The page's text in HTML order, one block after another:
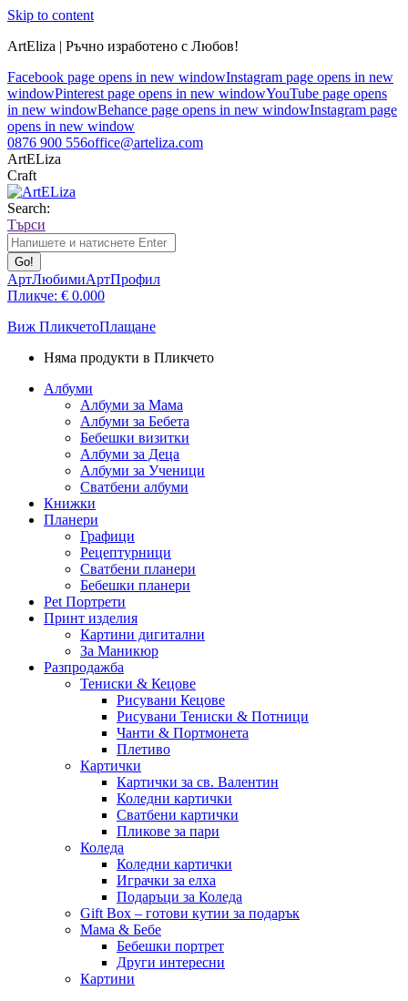
Skip to content
ArtEliza | Ръчно изработено с Любов!
Facebook page opens in new windowInstagram page opens in new
windowPinterest page opens in new windowYouTube page opens
in new windowBehance page opens in new windowInstagram page
opens in new window
0876 900 556office@arteliza.com
ArtELiza
Craft
Search:
Търси
АртЛюбимиАртПрофил
Пликче: € 0.000
Виж ПликчетоПлащане
Няма продукти в Пликчето
Албуми
Албуми за Мама
Албуми за Бебета
Бебешки визитки
Албуми за Деца
Албуми за Ученици
Сватбени албуми
Книжки
Планери
Графици
Рецептурници
Сватбени планери
Бебешки планери
Pet Портрети
Принт изделия
Картини дигитални
За Маникюр
Разпродажба
Тениски & Кецове
Рисувани Кецове
Рисувани Тениски & Потници
Чанти & Портмонета
Плетиво
Картички
Картички за св. Валентин
Коледни картички
Сватбени картички
Пликове за пари
Коледа
Коледни картички
Играчки за елха
Подаръци за Коледа
Gift Box – готови кутии за подарък
Мама & Бебе
Бебешки портрет
Други интересни
Картини